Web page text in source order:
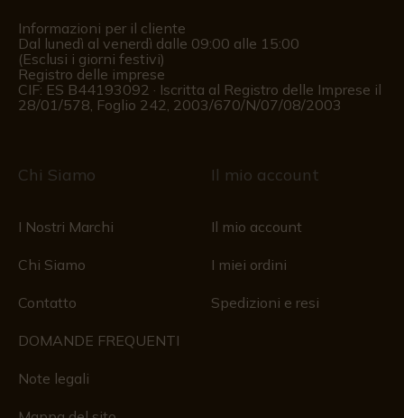
Informazioni per il cliente
Dal lunedì al venerdì dalle 09:00 alle 15:00
(Esclusi i giorni festivi)
Registro delle imprese
CIF: ES B44193092 · Iscritta al Registro delle Imprese il
28/01/578, Foglio 242, 2003/670/N/07/08/2003
Chi Siamo
I Nostri Marchi
Chi Siamo
Contatto
DOMANDE FREQUENTI
Note legali
Il mio account
Il mio account
I miei ordini
Spedizioni e resi